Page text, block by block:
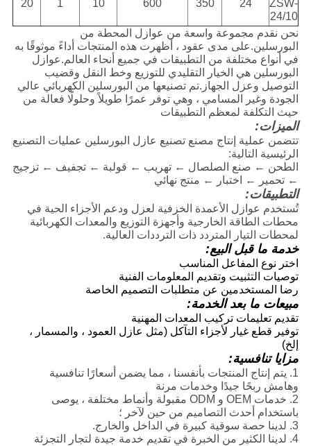
ZSW-
24/10
24
350
600
10
1
20
نحن نقدم مجموعة واسعة من عوازل المحطة من
البورسلين.على مدى عقود ، أظهرت هذه المنتجات أداءً موثوقًا به
في أنواع مختلفة من التطبيقات في جميع أنحاء العالم.عوازل
البورسلين هي الخيار التقليدي للتوزيع وخط النقل وقضيب
التوصيل وعزل الجهاز.تم تصنيعها من البورسلين الكهربائي عالي
الجودة وغير المسامي ، وهي توفر عمرًا طويلاً وحلولًا فعالة من
حيث التكلفة لمعظم التطبيقات
الميزات:
تتضمن عملية إنتاج مصنع تصنيع عازل البورسلين عمليات التصنيع
الرئيسية التالية:
الطحن ← صنع الصلصال ← تهريب ← قولبة ← تجفيف ← تزجيج
← تحمير ← اختبار ← منتج نهائي
التطبيقات:
تُستخدم عوازل الأعمدة الخزفية لعزل ودعم الأجزاء الحية في
محطات الطاقة الخارجية وأجهزة التوزيع والمعدات الكهربائية
لمحطات التيار المتردد ذات الترددات العالية.
خدمة ما قبل البيع:
اختر نوع المفاعل المناسب
توصيات التثبيت وتقديم المعلومات الفنية
رضا المستخدمين عن متطلبات التصميم الخاصة
مبيعات ما بعد الخدمة:
تقديم تعليمات تركيب المعدات المهنية
توفير قطع غيار لأجزاء التآكل (مثل عازل العمود ، والمسمار ،
إلخ)
مزايا تنافسية:
1. يتم إنتاج المنتجات بأنفسنا ، مما يضمن أسعارًا تنافسية
وهامش ربحًا جيدًا وخدمات مرنة
2. خدمات OEM و ODM مقبولة وأنماط مختلفة ، يوصى
باستخدام أحدث التصاميم من حين لآخر ؛
3. لدينا حصة سوقية كبيرة في الداخل والخارج.
4. لدينا الكثير من الخبرة في تقديم خدمة جيدة لتجار التجزئة